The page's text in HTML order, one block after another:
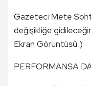
Gazeteci Mete
değişikliğe
Ekran Görüntüsü )
PERFORMANSA